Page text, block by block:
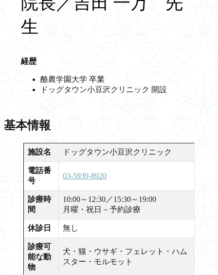
生
経歴
酪農学園大学 卒業
ドッグタウン小豆沢クリニック 開設
基本情報
施設名 ドッグタウン小豆沢クリニック
電話番
号
03-5939-8920
診療時
間
10:00～12:30／15:30～19:00
月曜・祝日－予約診療
休診日 無し
診療可
能な動
物
犬・猫・ウサギ・フェレット・ハム
スター・モルモット